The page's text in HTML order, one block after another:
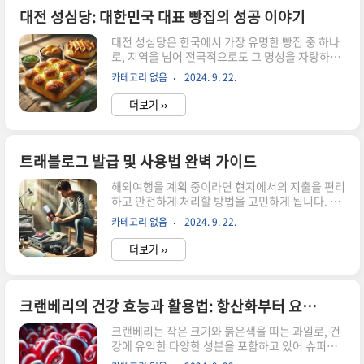
나 반응하지 못한다는 이야기가 전해져 내려오고
있습니다.이 고래의 존재가 처음으로 알려진 것은
1989년 미국 해군이 사용하는 음파 탐지 시스템을
통해서였습니다. 해군은 적군의 잠수함을 추적하
기 위해 해당 장치를 운용 중이었지만, 뜻밖에 이 독
특한 주파수의 소리를 감지하게 된 것입니다. 이후
과학자들은 이 고래의 ..
대전 성심당: 대한민국 대표 빵집의 성공 이야기
대전 성심당은 한국에서 가장 유명한 빵집 중 하나
로, 지역을 넘어 전국적으로도 그 명성을 자랑하고
있습니다. 성심당은 단순히 빵을 파는 곳이 아니라,
대전의 상징적인 장소로 자리잡았으며 많은 이들이
이곳을 방문하기 위해 대전을 찾을 정도로 큰 인기
를 끌고 있습니다. 특히, 튀김소보로와 부추빵 등
1956년으로 거슬러 올라가며, 작은 찐빵 가게로 시
작했지만 지금은 다양한 베이커리 상품과 카페, 디
저트 메뉴로 유명해졌습니다.성심당의 성공 뒤에
는 단순한 맛과 품질뿐만 아니라, 끊임없는 혁신과
고객 만족을 위한 노력이 숨어 있습니다. 전통을 지
키면서도 새로운 트렌드와 기술을 도입해 고객들에
게 항상 신선한 경험을 제공하고..
카테고리 없음 2024. 9. 22.
더보기 ››
트래블로그 발급 및 사용법 완벽 가이드
해외여행을 계획 중이라면 현지에서의 지출을 편리
하고 안전하게 처리할 방법을 고민하게 됩니다. 이
때 유용한 수단 중 하나가 바로 트래블로그입니다.
트래블로그는 현지 통화로 손쉽게 결제할 수 있는
선불형 카드로, 미리 충전한 금액 내에서만 사용 가
능하다는 점에서 예산 관리가 편리하며, 환전 수수
줄일 수 있어 많은 여행자들에게 인기입니다.트래
블로그는 다양한 은행이나 금융기관에서 제공하는
데, 각 은행마다 발급 절차나 수수료, 혜택이 다를
수 있습니다. 따라서 본인의 여행 목적에 맞는 트래
카테고리 없음 2024. 9. 22.
더보기 ››
크랜베리의 건강 효능과 활용법: 항산화부터 요리까지
크랜베리는 작은 크기와 붉은색을 띠는 과일로, 건
강에 유익한 다양한 성분을 포함하고 있어 슈퍼푸
드로 널리 알려져 있습니다. 특히 크랜베리는 비타